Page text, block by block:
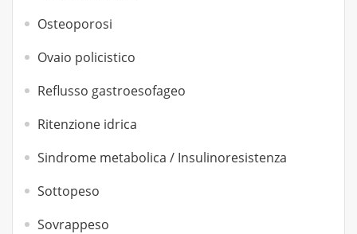
Osteoporosi
Ovaio policistico
Reflusso gastroesofageo
Ritenzione idrica
Sindrome metabolica / Insulinoresistenza
Sottopeso
Sovrappeso